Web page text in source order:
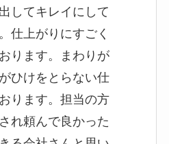
してキレイにして
仕上がりにすごく
ります。まわりが
ひけをとらない仕
ります。担当の方
れ頼んで良かった